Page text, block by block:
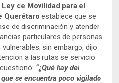
Ley de Movilidad para el
Querétaro establece que se
de discriminación y atender
particulares de personas
sin embargo, dijo
a las rutas se servicio
“¿Qué hay del
se encuentra poco vigilado